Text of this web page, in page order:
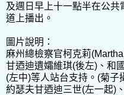
及週日早上十一點半在公共
道上播出。
圖片說明：
麻州總檢察官柯克莉
甘迺迪遺孀維琪(後左)、和
(左中)等人站台支持。(菊子
約瑟夫甘迺迪三世(左一起)